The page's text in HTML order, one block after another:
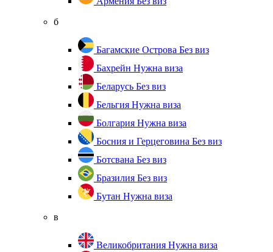
б
Багамские Острова Без виз
Бахрейн Нужна виза
Беларусь Без виз
Бельгия Нужна виза
Болгария Нужна виза
Босния и Герцеговина Без виз
Ботсвана Без виз
Бразилия Без виз
Бутан Нужна виза
в
Великобритания Нужна виза